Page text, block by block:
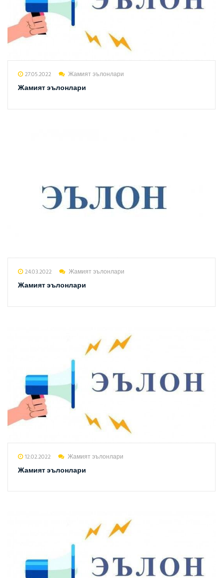
27.05.2022 Жамият эълонлари
Жамият эълонлари
24.03.2022 Жамият эълонлари
Жамият эълонлари
12.02.2022 Жамият эълонлари
Жамият эълонлари